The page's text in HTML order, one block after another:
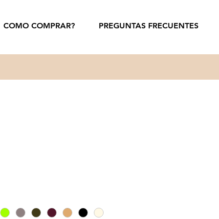
COMO COMPRAR? PREGUNTAS FRECUENTES